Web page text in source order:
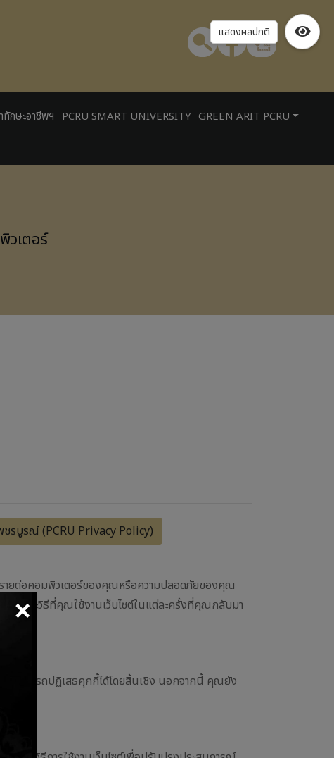
แสดงผลปกติ
×
กษะอาชีพฯ PCRU SMART UNIVERSITY GREEN ARIT PCRU
วเตอร์
ชรบูรณ์ (PCRU Privacy Policy)
ายต่อคอมพิวเตอร์ของคุณหรือความปลอดภัยของคุณ
' คุณและวิธีที่คุณใช้งานเว็บไซต์ในแต่ละครั้งที่คุณกลับมา
สามารถปฏิเสธคุกกี้ได้โดยสิ้นเชิง นอกจากนี้ คุณยัง